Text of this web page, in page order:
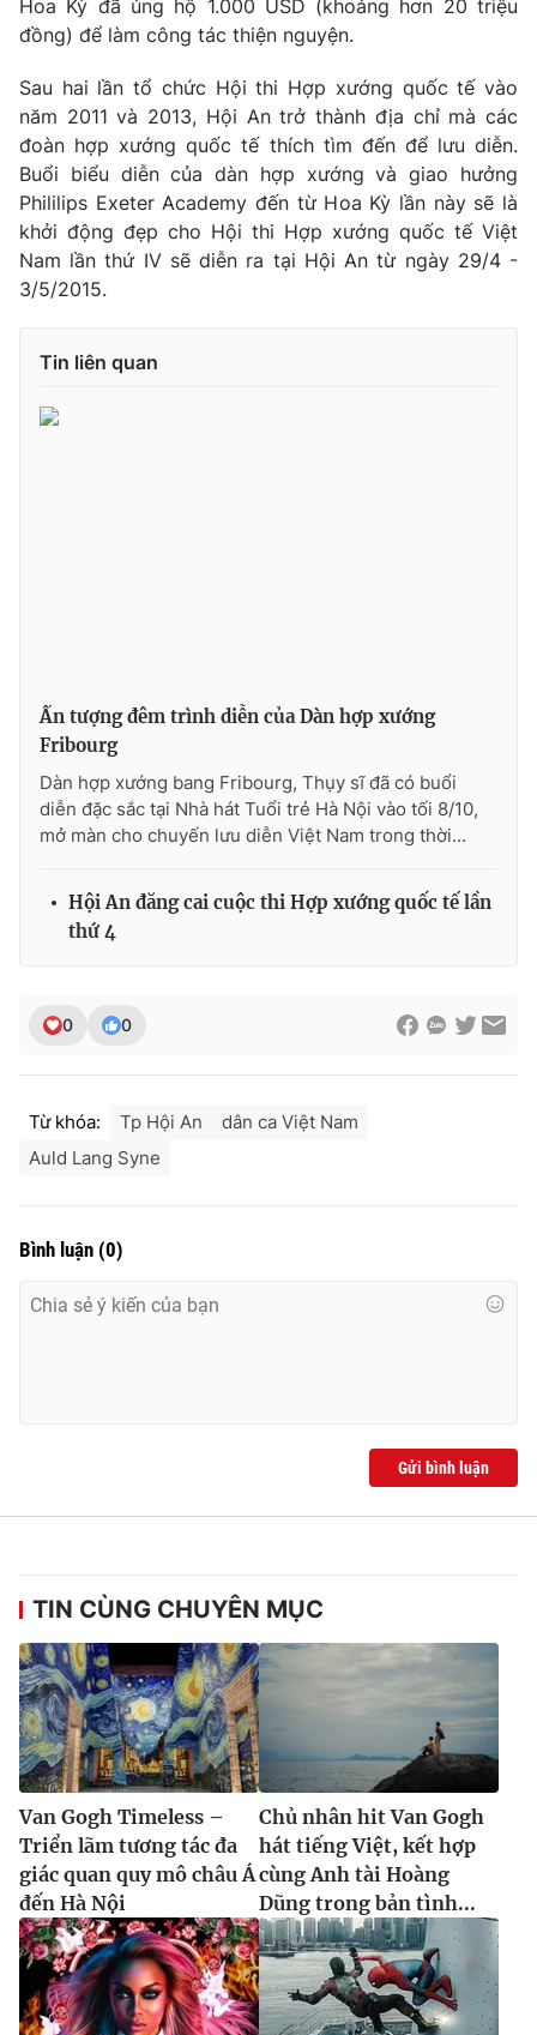
Ðiện thoại Thời báo VTV:024.66 897 897
Email:toasoan@vtv.vn
Liên hệ quảng cáo:024-7300.7108
® Cấm sao chép dưới mọi hình thức nếu không có sự chấp
Hoa Kỳ đã ủng hộ 1.000 USD (khoảng hơn 20 triệu
đồng) để làm công tác thiện nguyện.
Sau hai lần tổ chức Hội thi Hợp xướng quốc tế vào
năm 2011 và 2013, Hội An trở thành địa chỉ mà các
đoàn hợp xướng quốc tế thích tìm đến để lưu diễn.
Buổi biểu diễn của dàn hợp xướng và giao hưởng
Phililips Exeter Academy đến từ Hoa Kỳ lần này sẽ là
khởi động đẹp cho Hội thi Hợp xướng quốc tế Việt
Nam lần thứ IV sẽ diễn ra tại Hội An từ ngày 29/4 -
3/5/2015.
Tin liên quan
Ấn tượng đêm trình diễn của Dàn hợp xướng
Fribourg
Dàn hợp xướng bang Fribourg, Thụy sĩ đã có buổi
diễn đặc sắc tại Nhà hát Tuổi trẻ Hà Nội vào tối 8/10,
mở màn cho chuyến lưu diễn Việt Nam trong thời...
Hội An đăng cai cuộc thi Hợp xướng quốc tế lần
thứ 4
0 0
Từ khóa: Tp Hội An
dân ca Việt Nam
Auld Lang Syne
Bình luận (0)
Gửi bình luận
TIN CÙNG CHUYÊN MỤC
Van Gogh Timeless –
Triển lãm tương tác đa
giác quan quy mô châu Á
đến Hà Nội
Chủ nhân hit Van Gogh
hát tiếng Việt, kết hợp
cùng Anh tài Hoàng
Dũng trong bản tình...